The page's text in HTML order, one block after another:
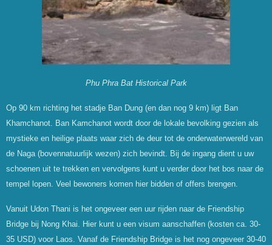
Phu Phra Bat Historical Park
Op 90 km richting het stadje Ban Dung (en dan nog 9 km) ligt Ban
Khamchanot. Ban Kamchanot wordt door de lokale bevolking gezien als
mystieke en heilige plaats waar zich de deur tot de onderwaterwereld van
de Naga (bovennatuurlijk wezen) zich bevindt. Bij de ingang dient u uw
schoenen uit te trekken en vervolgens kunt u verder door het bos naar de
tempel lopen. Veel bewoners komen hier bidden of offers brengen.
Vanuit Udon Thani is het ongeveer een uur rijden naar de Friendship
Bridge bij Nong Khai. Hier kunt u een visum aanschaffen (kosten ca. 30-
35 USD) voor Laos. Vanaf de Friendship Bridge is het nog ongeveer 30-40